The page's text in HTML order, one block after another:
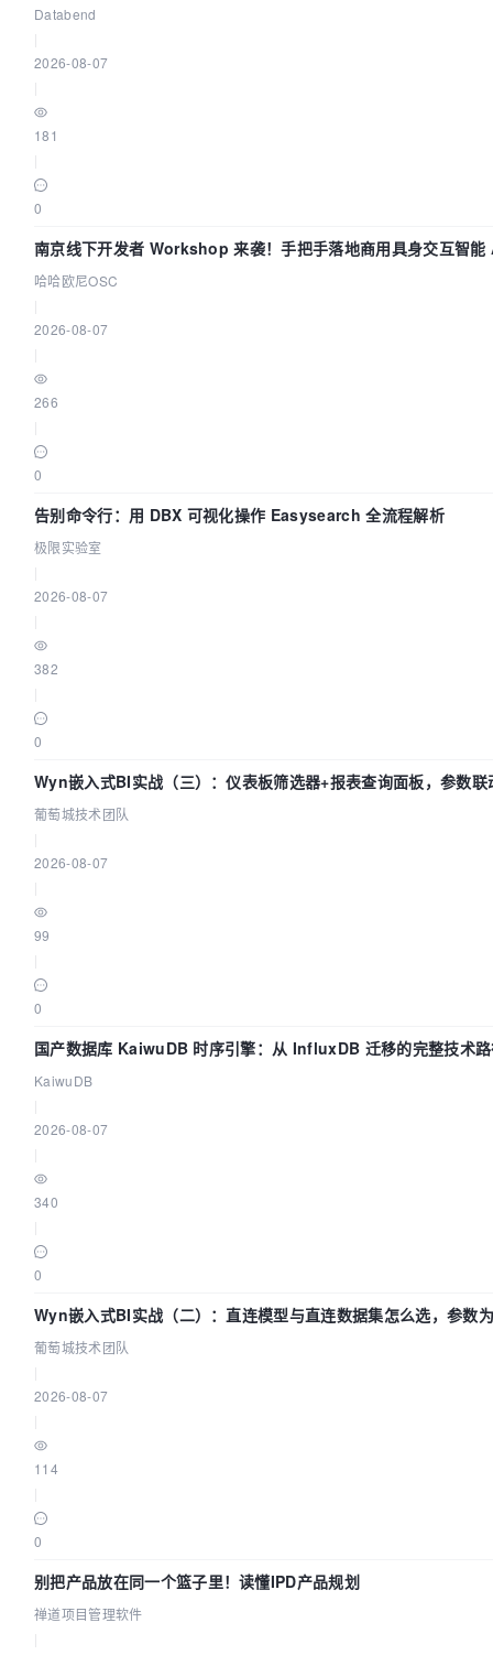
Trace 数据管道
Databend
2026-08-07
181
0
南京线下开发者 Workshop 来袭！手把手落地商用具身交互智
哈哈欧尼OSC
2026-08-07
266
0
告别命令行：用 DBX 可视化操作 Easysearch 全流程解析
极限实验室
2026-08-07
382
0
Wyn嵌入式BI实战（三）：仪表板筛选器+报表查询面板，参数联
葡萄城技术团队
2026-08-07
99
0
国产数据库 KaiwuDB 时序引擎：从 InfluxDB 迁移的完整技术
KaiwuDB
2026-08-07
340
0
Wyn嵌入式BI实战（二）：直连模型与直连数据集怎么选，参数
效？| 葡萄城技术团队
葡萄城技术团队
2026-08-07
114
0
别把产品放在同一个篮子里！读懂IPD产品规划
禅道项目管理软件